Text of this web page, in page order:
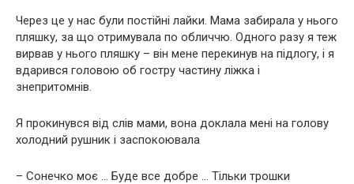
Через це у нас були постійні лайки. Мама забирала у нього
пляшку, за що отримувала по обличчю. Одного разу я теж
вирвав у нього пляшку – він мене перекинув на підлогу, і я
вдарився головою об гостру частину ліжка і
знепритомнів.
Я прокинувся від слів мами, вона доклала мені на голову
холодний рушник і заспокоювала
– Сонечко моє … Буде все добре … Тільки трошки